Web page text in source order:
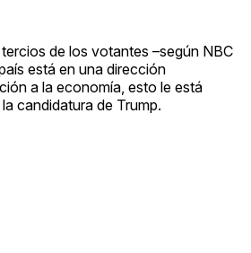
de los votantes –según NBC
está en una dirección
a la economía, esto le está
candidatura de Trump.